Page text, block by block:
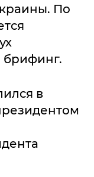
По
брифинг.
в